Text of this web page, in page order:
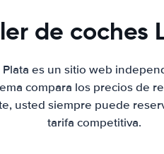
de coches
Plata es un sitio web
compara los precios de
usted siempre puede
tarifa competitiva.